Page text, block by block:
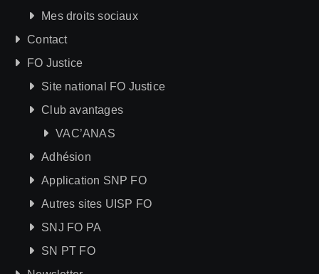
Mes droits sociaux
Contact
FO Justice
Site national FO Justice
Club avantages
VAC’ANAS
Adhésion
Application SNP FO
Autres sites UISP FO
SNJ FO PA
SN PT FO